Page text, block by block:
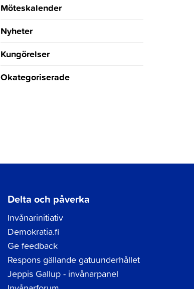
Möteskalender
Nyheter
Kungörelser
Okategoriserade
Delta och påverka
Invånarinitiativ
Demokratia.fi
Ge feedback
Respons gällande gatuunderhållet
Jeppis Gallup - invånarpanel